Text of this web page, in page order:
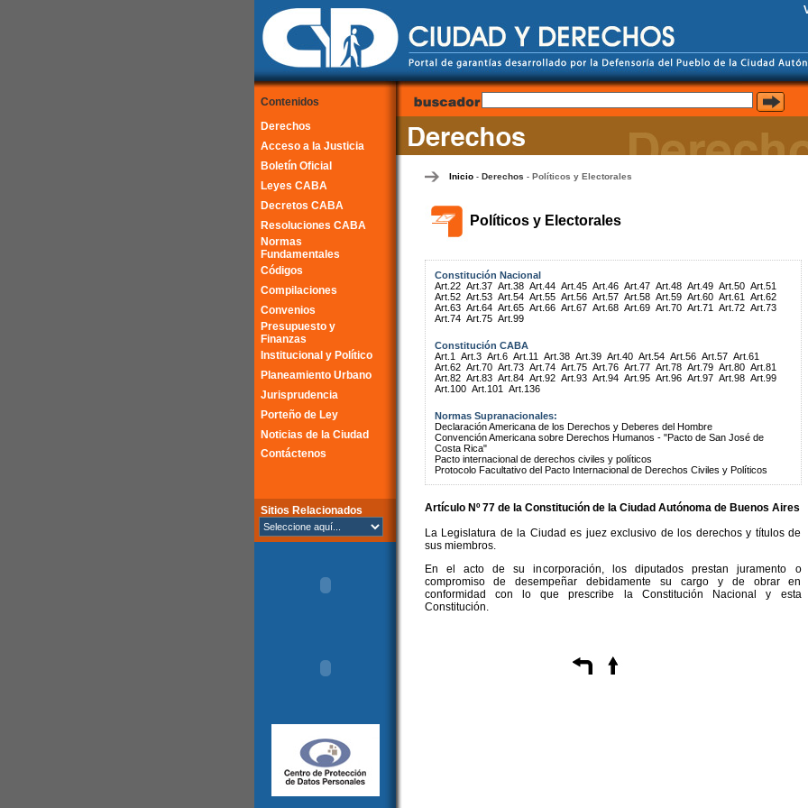
Contenidos
Derechos
Acceso a la Justicia
Boletín Oficial
Leyes CABA
Decretos CABA
Resoluciones CABA
Normas
Fundamentales
Códigos
Compilaciones
Convenios
Presupuesto y
Finanzas
Institucional y Político
Planeamiento Urbano
Jurisprudencia
Porteño de Ley
Noticias de la Ciudad
Contáctenos
Sitios Relacionados
Inicio- Derechos - Políticos y Electorales
Políticos y Electorales
Constitución Nacional
Art.22 Art.37 Art.38 Art.44 Art.45 Art.46 Art.47 Art.48 Art.49 Art.50 Art.51
Art.52 Art.53 Art.54 Art.55 Art.56 Art.57 Art.58 Art.59 Art.60 Art.61
Art.62
Art.63 Art.64 Art.65 Art.66 Art.67 Art.68 Art.69 Art.70 Art.71 Art.72 Art.73
Art.74 Art.75 Art.99
Constitución CABA
Art.1
Art.3 Art.6 Art.11 Art.38 Art.39 Art.40 Art.54 Art.56 Art.57 Art.61
Art.62 Art.70 Art.73 Art.74 Art.75 Art.76 Art.77 Art.78 Art.79 Art.80 Art.81
Art.82 Art.83 Art.84 Art.92 Art.93 Art.94 Art.95 Art.96 Art.97 Art.98 Art.99
Art.100 Art.101 Art.136
Normas Supranacionales:
Declaración Americana de los Derechos y Deberes del Hombre
Convención Americana sobre Derechos Humanos - "Pacto de San José de
Costa Rica"
Pacto internacional de derechos civiles y políticos
Protocolo Facultativo del Pacto Internacional de Derechos Civiles y Políticos
Artículo Nº 77 de la Constituciónde la Ciudad Autónoma de Buenos Aires
La Legislatura de la Ciudad es juez exclusivo de los derechos y títulos de
sus miembros.
En el acto de su incorporación, los diputados prestan juramento o
compromiso de desempeñar debidamente su cargo y de obrar en
conformidad con lo que prescribe la Constitución Nacional y esta
Constitución.